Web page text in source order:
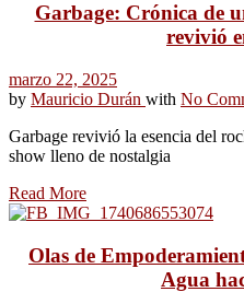
Garbage: Crónica de
revivió
marzo 22, 2025
by Mauricio Durán with No
Garbage revivió la esencia del
show lleno de nostalgia
Read More
Olas de
Agua